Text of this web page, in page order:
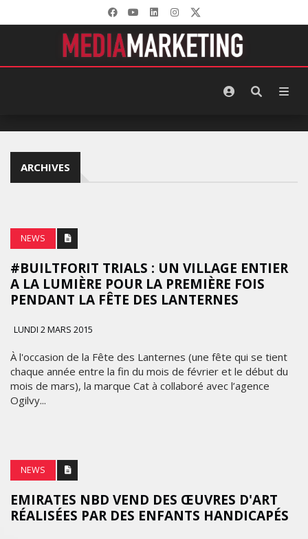
ARCHIVES
NEWS
#BUILTFORIT TRIALS : UN VILLAGE ENTIER
A LA LUMIÈRE POUR LA PREMIÈRE FOIS
PENDANT LA FÊTE DES LANTERNES
LUNDI 2 MARS 2015
À l'occasion de la Fête des Lanternes (une fête qui se tient
chaque année entre la fin du mois de février et le début du
mois de mars), la marque Cat à collaboré avec l’agence
Ogilvy...
NEWS
EMIRATES NBD VEND DES ŒUVRES D'ART
RÉALISÉES PAR DES ENFANTS HANDICAPÉS